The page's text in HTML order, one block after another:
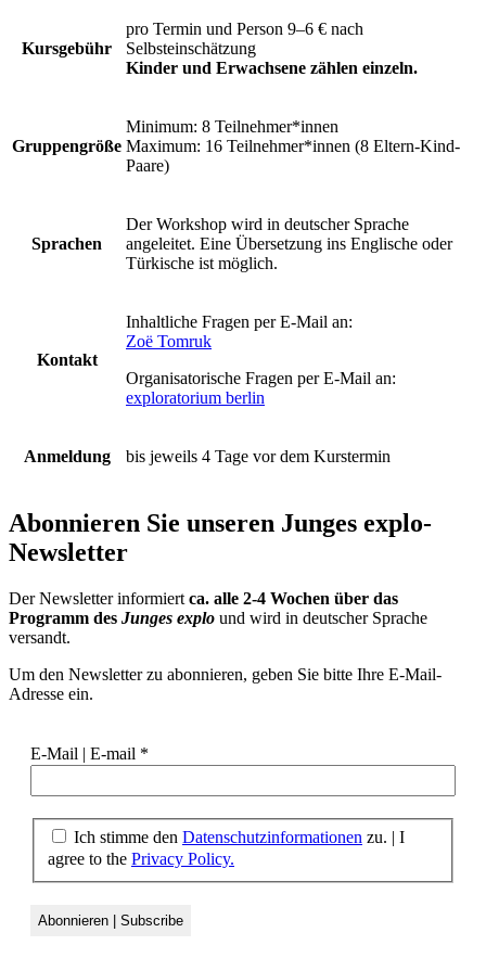
Kursgebühr
pro Termin und Person 9–6 € nach
Selbsteinschätzung
Kinder und Erwachsene zählen einzeln.
Gruppengröße
Minimum: 8 Teilnehmer*innen
Maximum: 16 Teilnehmer*innen (8 Eltern-Kind-
Paare)
Sprachen
Der Workshop wird in deutscher Sprache
angeleitet. Eine Übersetzung ins Englische oder
Türkische ist möglich.
Kontakt
Inhaltliche Fragen per E-Mail an:
Zoë Tomruk
Organisatorische Fragen per E-Mail an:
exploratorium berlin
Anmeldung bis jeweils 4 Tage vor dem Kurstermin
Abonnieren Sie unseren Junges explo-
Newsletter
Der Newsletter informiert ca. alle 2-4 Wochen über das
Programm des Junges explo und wird in deutscher Sprache
versandt.
Um den Newsletter zu abonnieren, geben Sie bitte Ihre E-Mail-
Adresse ein.
E-Mail | E-mail *
Ich stimme den Datenschutzinformationen zu. | I
agree to the Privacy Policy.